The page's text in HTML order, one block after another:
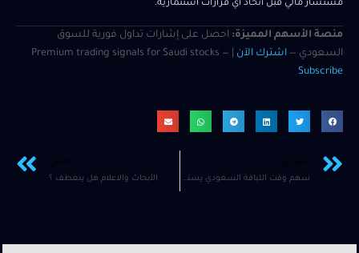
مستشار مالي قبل اتخاذ أي قرارات استثمارية.
منصة الأسهم المميزة: احصل على إشارات تداول فورية للسوق
السعودي — اشترك الآن
Subscribe
سهم وقت اللياقة السعودي يستعد للصعود مع ملامسته خط اتجاه طويل الأجل وتجميع تدريجي في أحجام التداول الأبحاث والاعلام هل ينعطف ؟